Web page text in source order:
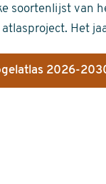
soortenlijst van
Het
2026-